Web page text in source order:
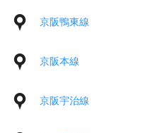
京阪鴨東線
京阪本線
京阪宇治線